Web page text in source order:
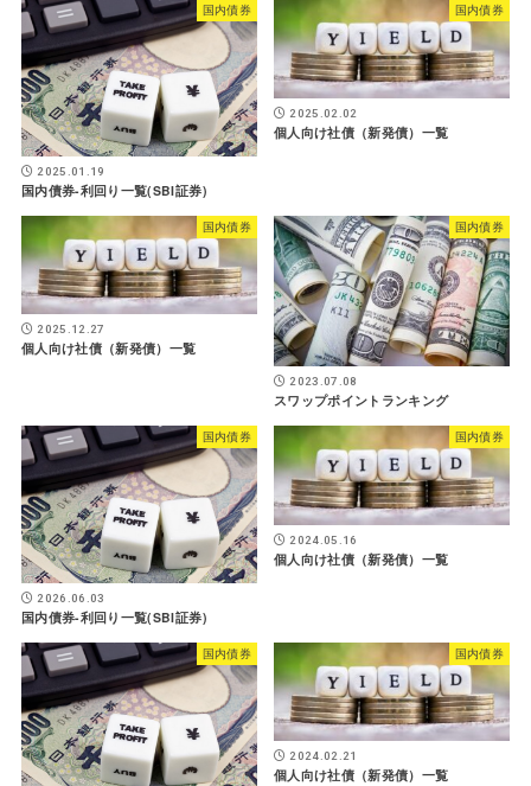
国内債券
2025.01.19
国内債券-利回り一覧(SBI証券)
国内債券
2025.02.02
個人向け社債（新発債）一覧
国内債券
2025.12.27
個人向け社債（新発債）一覧
国内債券
2023.07.08
スワップポイントランキング
国内債券
2026.06.03
国内債券-利回り一覧(SBI証券)
国内債券
2024.05.16
個人向け社債（新発債）一覧
国内債券 国内債券
2024.02.21
個人向け社債（新発債）一覧